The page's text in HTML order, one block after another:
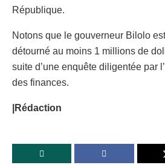
République.
Notons que le gouverneur Bilolo
détourné au moins 1 millions de
suite d’une enquête diligentée par
des finances.
|Rédaction